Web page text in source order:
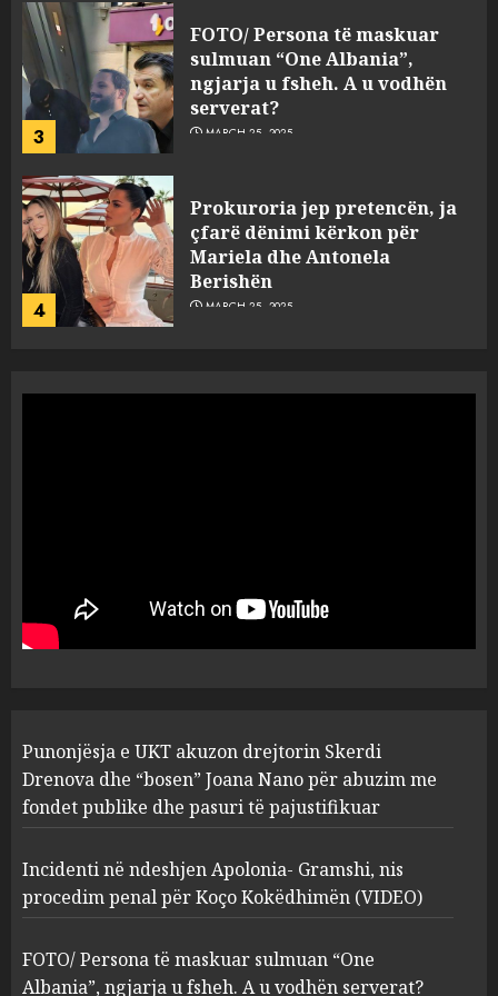
3
FOTO/ Persona të maskuar
sulmuan “One Albania”,
ngjarja u fsheh. A u vodhën
serverat?
MARCH 25, 2025
4
Prokuroria jep pretencën, ja
çfarë dënimi kërkon për
Mariela dhe Antonela
Berishën
MARCH 25, 2025
1
“bosen” Joana Nano për
abuzim me fondet publike dhe
pasuri të pajustifikuar
2
Apolonia- Gramshi, nis
procedim penal për Koço
Kokëdhimën (VIDEO)
MARCH 27, 2025
FOTO/ Persona të maskuar
sulmuan “One Albania”,
ngjarja u fsheh. A u vodhën
serverat?
Punonjësja e UKT akuzon drejtorin Skerdi
Drenova dhe “bosen” Joana Nano për abuzim me
fondet publike dhe pasuri të pajustifikuar
Incidenti në ndeshjen Apolonia- Gramshi, nis
procedim penal për Koço Kokëdhimën (VIDEO)
FOTO/ Persona të maskuar sulmuan “One
Albania”, ngjarja u fsheh. A u vodhën serverat?